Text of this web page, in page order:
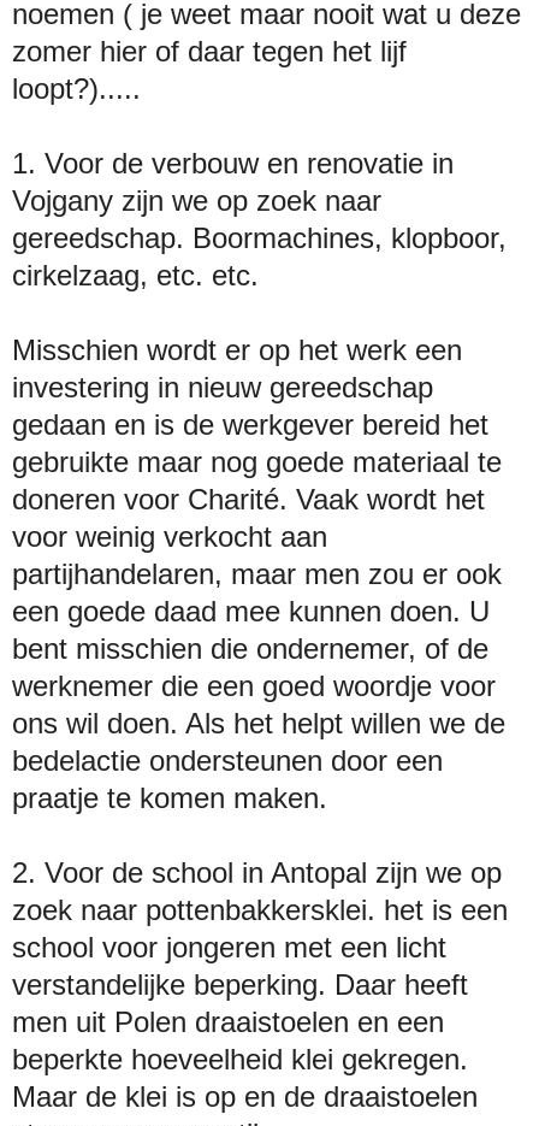
noemen ( je weet maar nooit wat u deze
zomer hier of daar tegen het lijf
loopt?).....
1. Voor de verbouw en renovatie in
Vojgany zijn we op zoek naar
gereedschap. Boormachines, klopboor,
cirkelzaag, etc. etc.
Misschien wordt er op het werk een
investering in nieuw gereedschap
gedaan en is de werkgever bereid het
gebruikte maar nog goede materiaal te
doneren voor Charité. Vaak wordt het
voor weinig verkocht aan
partijhandelaren, maar men zou er ook
een goede daad mee kunnen doen. U
bent misschien die ondernemer, of de
werknemer die een goed woordje voor
ons wil doen. Als het helpt willen we de
bedelactie ondersteunen door een
praatje te komen maken.
2. Voor de school in Antopal zijn we op
zoek naar pottenbakkersklei. het is een
school voor jongeren met een licht
verstandelijke beperking. Daar heeft
men uit Polen draaistoelen en een
beperkte hoeveelheid klei gekregen.
Maar de klei is op en de draaistoelen